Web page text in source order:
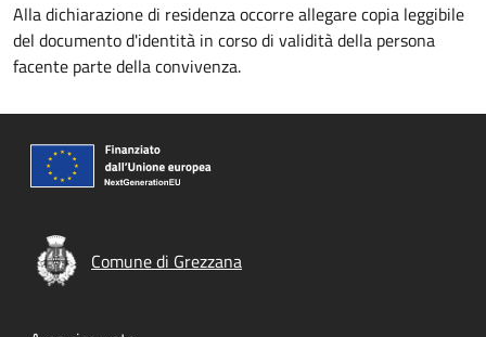
Alla dichiarazione di residenza occorre allegare copia leggibile
del documento d'identità in corso di validità della persona
facente parte della convivenza.
Comune di Grezzana